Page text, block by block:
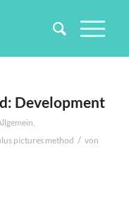
Development
,
pictures method / von